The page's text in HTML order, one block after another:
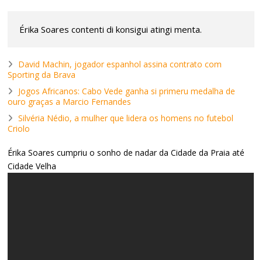
Érika Soares contenti di konsigui atingi menta.
David Machin, jogador espanhol assina contrato com
Sporting da Brava
Jogos Africanos: Cabo Vede ganha si primeru medalha de
ouro graças a Marcio Fernandes
Silvéria Nédio, a mulher que lidera os homens no futebol
Criolo
Érika Soares cumpriu o sonho de nadar da Cidade da Praia até
Cidade Velha